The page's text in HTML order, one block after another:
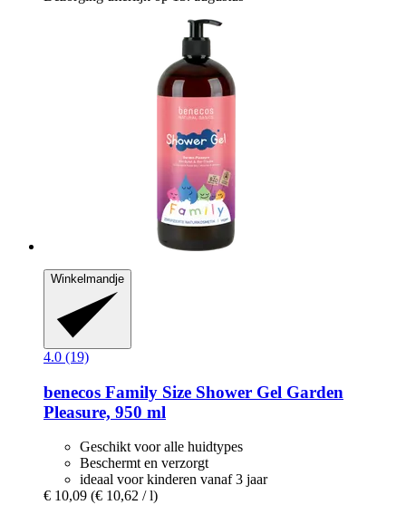
Winkelmandje
4.0 (19)
benecos Family Size Shower Gel Garden
Pleasure, 950 ml
Geschikt voor alle huidtypes
Beschermt en verzorgt
ideaal voor kinderen vanaf 3 jaar
€ 10,09 (€ 10,62 / l)